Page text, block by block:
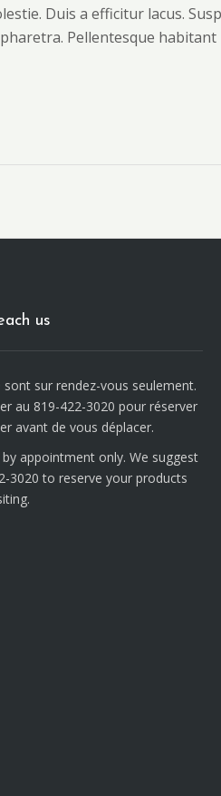
Duis a efficitur lacus.
Pellentesque
us
sur rendez-vous seulement.
au 819-422-3020 pour réserver
avant de vous déplacer.
appointment only. We suggest
3020 to reserve your products